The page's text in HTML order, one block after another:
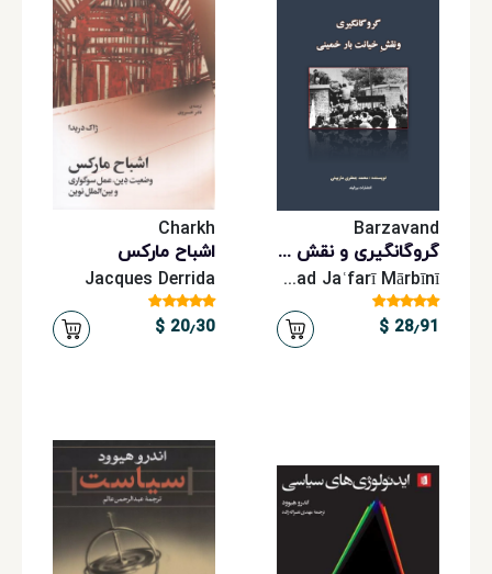
Barzavand
گروگانگیری و نقش خیانت بار خمینی
Moḥammad Jaʿfarī Mārbīnī
28٫91 $
Charkh
اشباح مارکس
Jacques Derrida
20٫30 $